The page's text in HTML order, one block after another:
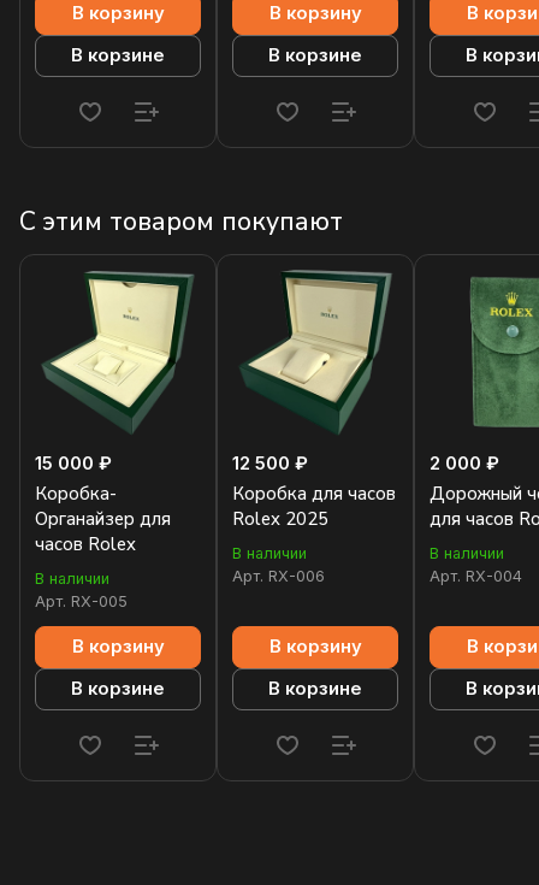
В корзину
В корзине
В корзину
В корзине
В
В
С этим товаром покупают
15 000 ₽
Коробка-
Органайзер для
часов Rolex
В наличии
Арт. RX-005
В корзину
В корзине
12 500 ₽
Коробка для часов
Rolex 2025
В наличии
Арт. RX-006
В корзину
В корзине
2 000 ₽
Дорожный
для часов
В наличии
Арт. RX-004
В
В